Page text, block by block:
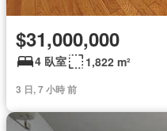
$31,000,000
4 臥室 1,822 m²
3 日, 7 小時 前